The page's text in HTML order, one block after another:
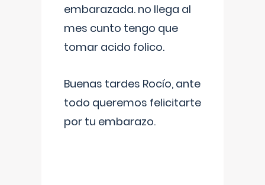
embarazada. no llega al
mes cunto tengo que
tomar acido folico.
Buenas tardes Rocío, ante
todo queremos felicitarte
por tu embarazo.